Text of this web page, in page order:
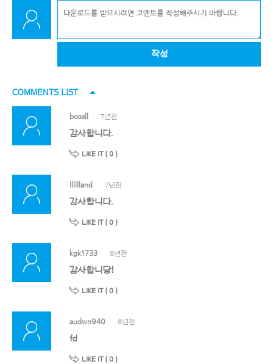
작성
COMMENTS LIST
booall 7년전
감사합니다.
LIKE IT ( 0 )
lllllland 7년전
감사합니다.
LIKE IT ( 0 )
kgk1733 8년전
감사합니당!
LIKE IT ( 0 )
audwn940 8년전
fd
LIKE IT ( 0 )